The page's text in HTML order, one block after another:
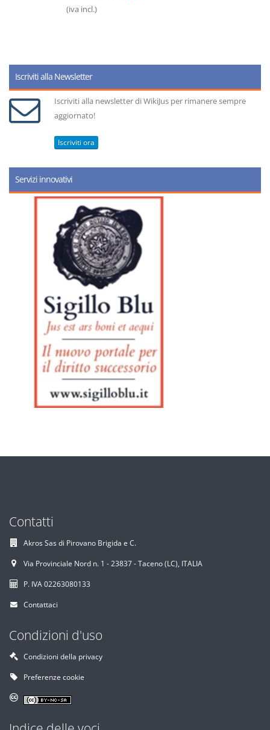
(iva incl.)
Iscriviti alla Newsletter
Iscriviti alla newsletter di WikiJus per rimanere sempre
aggiornato!
Iscriviti ora
Servizi innovativi
Contatti
Akros Sas di Pirovano Brigida e C.
Via Provinciale Nord n. 1 - 23837 - Taceno (LC), ITALIA
P. IVA 02263080133
Contattaci
Condizioni d'uso
Condizioni della privacy
Preferenze cookie